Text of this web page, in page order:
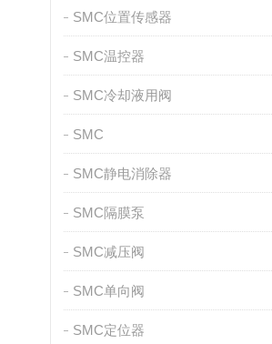
SMC位置传感器
SMC温控器
SMC冷却液用阀
SMC
SMC静电消除器
SMC隔膜泵
SMC减压阀
SMC单向阀
SMC定位器